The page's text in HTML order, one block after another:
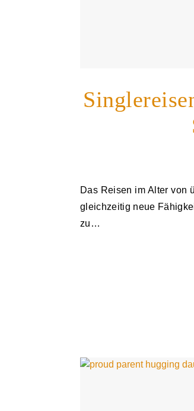
Das Reisen im Alter von über 60 Jahren bietet eine einzigartige Gelegenheit, die Welt zu erkunden und
gleichzeitig neue
zu…